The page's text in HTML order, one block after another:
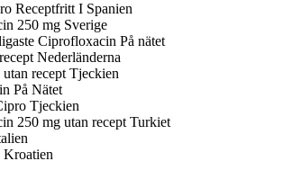
Receptfritt I Spanien
250 mg Sverige
Ciprofloxacin På nätet
Nederländerna
recept Tjeckien
På Nätet
Tjeckien
250 mg utan recept Turkiet